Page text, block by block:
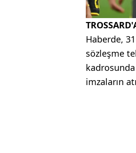
Haberde,
sözleşme
imzaların